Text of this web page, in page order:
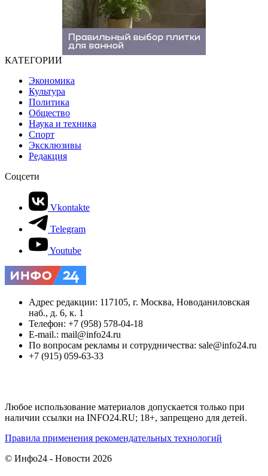
КАТЕГОРИИ
Экономика
Культура
Политика
Общество
Наука и техника
Спорт
Эксклюзивы
Редакция
Соцсети
Vkontakte
Telegram
Youtube
Адрес редакции: 117105, г. Москва, Новоданиловская
наб., д. 6, к. 1
Телефон: +7 (958) 578-04-18
E-mail.: mail@info24.ru
По вопросам рекламы и сотрудничества: sale@info24.ru
+7 (915) 059-63-33
Любое использование материалов допускается только при
наличии ссылки на INFO24.RU; 18+, запрещено для детей.
Правила применения рекомендательных технологий
© Инфо24 - Новости 2026